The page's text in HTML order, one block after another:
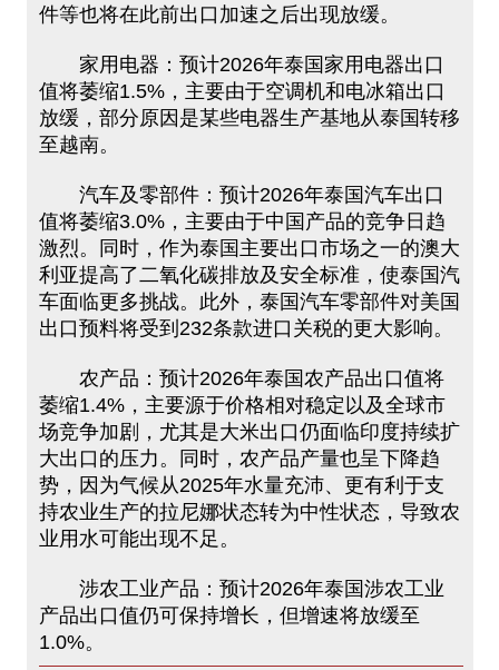
件等也将在此前出口加速之后出现放缓。
家用电器：预计2026年泰国家用电器出口
值将萎缩1.5%，主要由于空调机和电冰箱出口
放缓，部分原因是某些电器生产基地从泰国转移
至越南。
汽车及零部件：预计2026年泰国汽车出口
值将萎缩3.0%，主要由于中国产品的竞争日趋
激烈。同时，作为泰国主要出口市场之一的澳大
利亚提高了二氧化碳排放及安全标准，使泰国汽
车面临更多挑战。此外，泰国汽车零部件对美国
出口预料将受到232条款进口关税的更大影响。
农产品：预计2026年泰国农产品出口值将
萎缩1.4%，主要源于价格相对稳定以及全球市
场竞争加剧，尤其是大米出口仍面临印度持续扩
大出口的压力。同时，农产品产量也呈下降趋
势，因为气候从2025年水量充沛、更有利于支
持农业生产的拉尼娜状态转为中性状态，导致农
业用水可能出现不足。
涉农工业产品：预计2026年泰国涉农工业
产品出口值仍可保持增长，但增速将放缓至
1.0%。